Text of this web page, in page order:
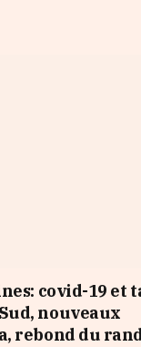
covid-19 et
nouveaux
rebond du